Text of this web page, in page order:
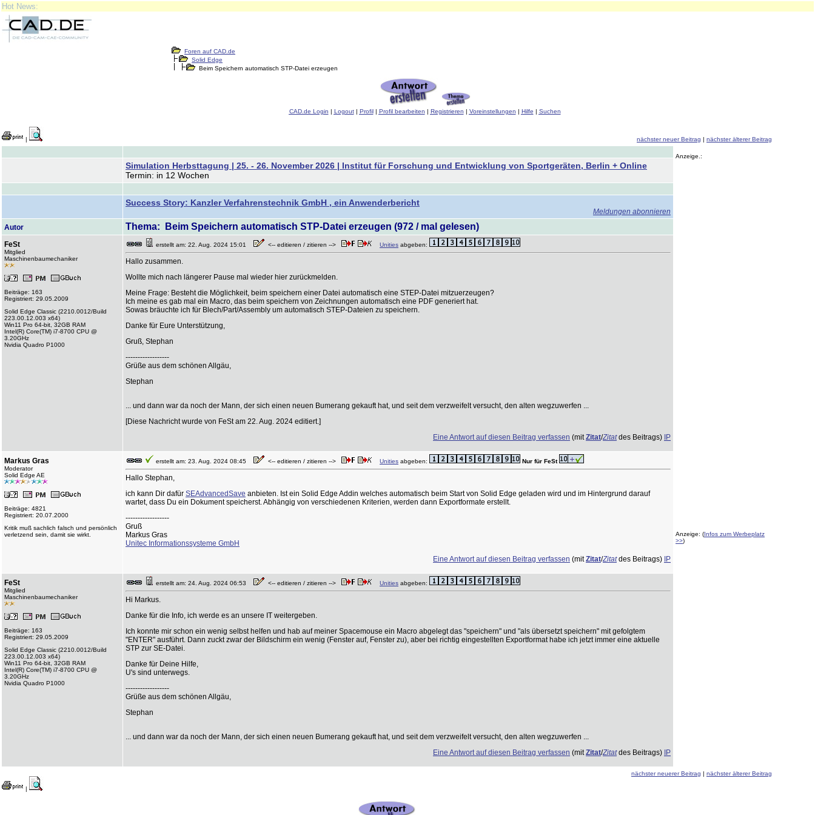
Hot News:
Foren auf CAD.de
Solid Edge
Beim Speichern automatisch STP-Datei erzeugen
CAD.de Login | Logout| Profil| Profil bearbeiten | Registrieren | Voreinstellungen | Hilfe | Suchen
| nächster neuer Beitrag | nächster älterer Beitrag
Simulation Herbsttagung | 25. - 26. November 2026 | Institut für Forschung und Entwicklung von Sportgeräten, Berlin + Online
Termin: in 12 Wochen
Success Story: Kanzler Verfahrenstechnik GmbH , ein Anwenderbericht
Meldungen abonnieren
Autor
Thema: Beim Speichern automatisch STP-Datei erzeugen (972 / mal gelesen)
FeSt
Mitglied
Maschinenbaumechaniker
Beiträge: 163
Registriert: 29.05.2009
Solid Edge Classic (2210.0012/Build
223.00.12.003 x64)
Win11 Pro 64-bit, 32GB RAM
Intel(R) Core(TM) i7-8700 CPU @
3.20GHz
Nvidia Quadro P1000
erstellt am: 22. Aug. 2024 15:01 <-- editieren / zitieren --> Unities abgeben:
Hallo zusammen.
Wollte mich nach längerer Pause mal wieder hier zurückmelden.
Meine Frage: Besteht die Möglichkeit, beim speichern einer Datei automatisch eine STEP-Datei mitzuerzeugen?
Ich meine es gab mal ein Macro, das beim speichern von Zeichnungen automatisch eine PDF generiert hat.
Sowas bräuchte ich für Blech/Part/Assembly um automatisch STEP-Dateien zu speichern.
Danke für Eure Unterstützung,
Gruß, Stephan
------------------
Grüße aus dem schönen Allgäu,
Stephan
... und dann war da noch der Mann, der sich einen neuen Bumerang gekauft hat, und seit dem verzweifelt versucht, den alten wegzuwerfen ...
[Diese Nachricht wurde von FeSt am 22. Aug. 2024 editiert.]
Eine Antwort auf diesen Beitrag verfassen (mitZitat/Zitatdes Beitrags) IP
Markus Gras
Moderator
Solid Edge AE
Beiträge: 4821
Registriert: 20.07.2000
Kritik muß sachlich falsch und persönlich
verletzend sein, damit sie wirkt.
erstellt am: 23. Aug. 2024 08:45 <-- editieren / zitieren --> Unities abgeben: Nur für FeSt
Hallo Stephan,
ich kann Dir dafür SEAdvancedSave anbieten. Ist ein Solid Edge Addin welches automatisch beim Start von Solid Edge geladen wird und im Hintergrund darauf
wartet, dass Du ein Dokument speicherst. Abhängig von verschiedenen Kriterien, werden dann Exportformate erstellt.
------------------
Gruß
Markus Gras
Unitec Informationssysteme GmbH
Eine Antwort auf diesen Beitrag verfassen (mitZitat/Zitatdes Beitrags) IP
FeSt
Mitglied
Maschinenbaumechaniker
Beiträge: 163
Registriert: 29.05.2009
Solid Edge Classic (2210.0012/Build
223.00.12.003 x64)
Win11 Pro 64-bit, 32GB RAM
Intel(R) Core(TM) i7-8700 CPU @
3.20GHz
Nvidia Quadro P1000
erstellt am: 24. Aug. 2024 06:53 <-- editieren / zitieren --> Unities abgeben:
Hi Markus.
Danke für die Info, ich werde es an unsere IT weitergeben.
Ich konnte mir schon ein wenig selbst helfen und hab auf meiner Spacemouse ein Macro abgelegt das "speichern" und "als übersetzt speichern" mit gefolgtem
"ENTER" ausführt. Dann zuckt zwar der Bildschirm ein wenig (Fenster auf, Fenster zu), aber bei richtig eingestellten Exportformat habe ich jetzt immer eine aktuelle
STP zur SE-Datei.
Danke für Deine Hilfe,
U's sind unterwegs.
------------------
Grüße aus dem schönen Allgäu,
Stephan
... und dann war da noch der Mann, der sich einen neuen Bumerang gekauft hat, und seit dem verzweifelt versucht, den alten wegzuwerfen ...
Eine Antwort auf diesen Beitrag verfassen (mitZitat/Zitatdes Beitrags) IP
Anzeige.:
Anzeige: (Infos zum Werbeplatz
>>)
|
nächster neuerer Beitrag | nächster älterer Beitrag